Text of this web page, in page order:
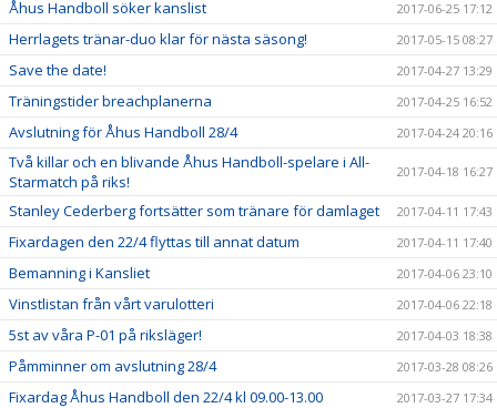
Åhus Handboll söker kanslist 2017-06-25 17:12
Herrlagets tränar-duo klar för nästa säsong! 2017-05-15 08:27
Save the date! 2017-04-27 13:29
Träningstider breachplanerna 2017-04-25 16:52
Avslutning för Åhus Handboll 28/4 2017-04-24 20:16
Två killar och en blivande Åhus Handboll-spelare i All-
Starmatch på riks!
2017-04-18 16:27
Stanley Cederberg fortsätter som tränare för damlaget 2017-04-11 17:43
Fixardagen den 22/4 flyttas till annat datum 2017-04-11 17:40
Bemanning i Kansliet 2017-04-06 23:10
Vinstlistan från vårt varulotteri 2017-04-06 22:18
5st av våra P-01 på riksläger! 2017-04-03 18:38
Påmminner om avslutning 28/4 2017-03-28 08:26
Fixardag Åhus Handboll den 22/4 kl 09.00-13.00 2017-03-27 17:34